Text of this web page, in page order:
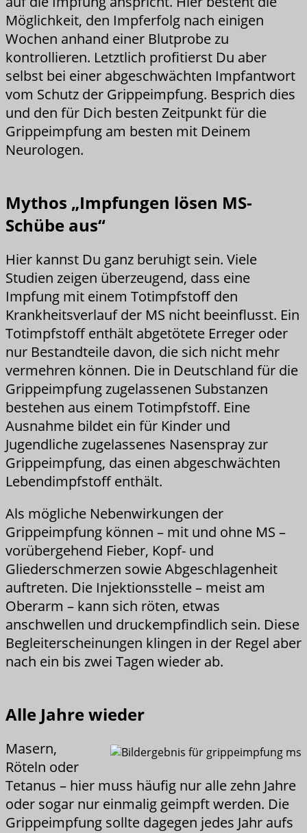
Möglichkeit, den Impferfolg nach einigen
Wochen anhand einer Blutprobe zu
kontrollieren. Letztlich profitierst Du aber
selbst bei einer abgeschwächten Impfantwort
vom Schutz der Grippeimpfung. Besprich dies
und den für Dich besten Zeitpunkt für die
Grippeimpfung am besten mit Deinem
Neurologen.
Mythos „Impfungen lösen MS-
Schübe aus“
Hier kannst Du ganz beruhigt sein. Viele
Studien zeigen überzeugend, dass eine
Impfung mit einem Totimpfstoff den
Krankheitsverlauf der MS nicht beeinflusst. Ein
Totimpfstoff enthält abgetötete Erreger oder
nur Bestandteile davon, die sich nicht mehr
vermehren können. Die in Deutschland für die
Grippeimpfung zugelassenen Substanzen
bestehen aus einem Totimpfstoff. Eine
Ausnahme bildet ein für Kinder und
Jugendliche zugelassenes Nasenspray zur
Grippeimpfung, das einen abgeschwächten
Lebendimpfstoff enthält.
Als mögliche Nebenwirkungen der
Grippeimpfung können – mit und ohne MS –
vorübergehend Fieber, Kopf- und
Gliederschmerzen sowie Abgeschlagenheit
auftreten. Die Injektionsstelle – meist am
Oberarm – kann sich röten, etwas
anschwellen und druckempfindlich sein. Diese
Begleiterscheinungen klingen in der Regel aber
nach ein bis zwei Tagen wieder ab.
Alle Jahre wieder
Masern,
Röteln oder
Tetanus – hier muss häufig nur alle zehn Jahre
oder sogar nur einmalig geimpft werden. Die
Grippeimpfung sollte dagegen jedes Jahr aufs